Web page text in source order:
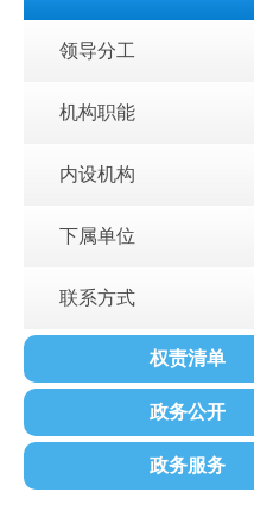
领导分工
机构职能
内设机构
下属单位
联系方式
权责清单
政务公开
政务服务